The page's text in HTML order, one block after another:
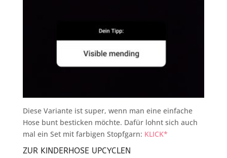
Diese Variante ist super, wenn man eine einfache
Hose bunt besticken möchte. Dafür lohnt sich auch
mal ein Set mit farbigen Stopfgarn: KLICK*
ZUR KINDERHOSE UPCYCLEN